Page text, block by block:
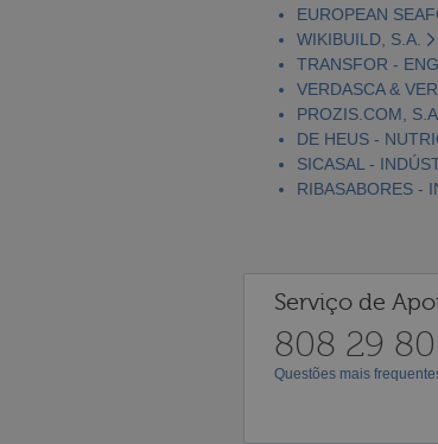
EUROPEAN
WIKIBUILD, S.A.
TRANSFOR -
VERDASCA &
PROZIS.COM,
DE HEUS -
SICASAL -
RIBASABORES -
Serviço de
808 29
Questões mais